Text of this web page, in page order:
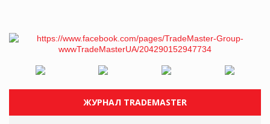
ЖУРНАЛ TRADEMASTER